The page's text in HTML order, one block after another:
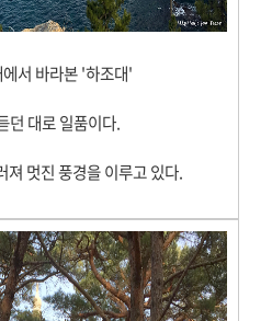
서 바라본 '하조대'
던 대로 일품이다.
져 멋진 풍경을 이루고 있다.